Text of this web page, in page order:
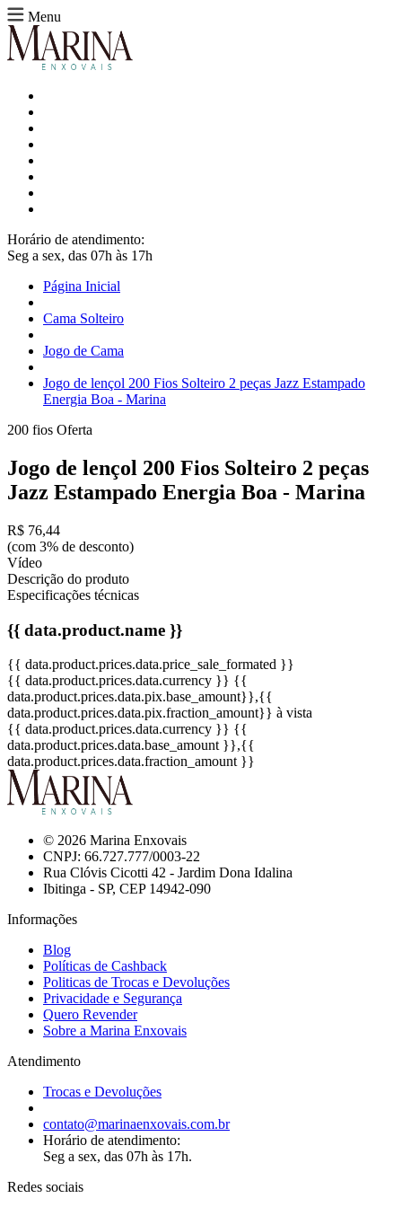
Menu
Horário de atendimento:
Seg a sex, das 07h às 17h
Página Inicial
Cama Solteiro
Jogo de Cama
Jogo de lençol 200 Fios Solteiro 2 peças Jazz Estampado
Energia Boa - Marina
200 fios Oferta
Jogo de lençol 200 Fios Solteiro 2 peças
Jazz Estampado Energia Boa - Marina
R$ 76,44
(com 3% de desconto)
Vídeo
Descrição do produto
Especificações técnicas
{{ data.product.name }}
{{ data.product.prices.data.price_sale_formated }}
{{ data.product.prices.data.currency }} {{
data.product.prices.data.pix.base_amount}},{{
data.product.prices.data.pix.fraction_amount}} à vista
{{ data.product.prices.data.currency }} {{
data.product.prices.data.base_amount }},{{
data.product.prices.data.fraction_amount }}
© 2026 Marina Enxovais
CNPJ: 66.727.777/0003-22
Rua Clóvis Cicotti 42 - Jardim Dona Idalina
Ibitinga - SP, CEP 14942-090
Informações
Blog
Políticas de Cashback
Politicas de Trocas e Devoluções
Privacidade e Segurança
Quero Revender
Sobre a Marina Enxovais
Atendimento
Trocas e Devoluções
contato@marinaenxovais.com.br
Horário de atendimento:
Seg a sex, das 07h às 17h.
Redes sociais